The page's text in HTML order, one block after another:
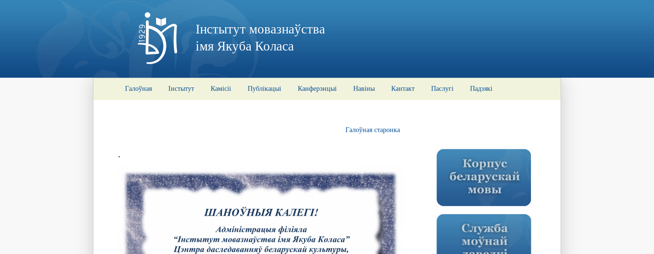
Інстытут мовазнаўства
імя Якуба Коласа
Галоўная Інстытут Камісіі Публікацыі Канферэнцыі Навіны Кантакт Паслугі Падзякі
Галоўная старонка
.